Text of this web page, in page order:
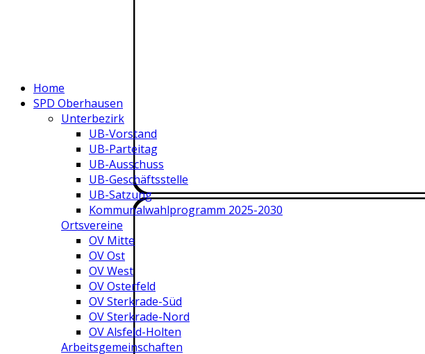
Home
SPD Oberhausen
Unterbezirk
UB-Vorstand
UB-Parteitag
UB-Ausschuss
UB-Geschäftsstelle
UB-Satzung
Kommunalwahlprogramm 2025-2030
Ortsvereine
OV Mitte
OV Ost
OV West
OV Osterfeld
OV Sterkrade-Süd
OV Sterkrade-Nord
OV Alsfeld-Holten
Arbeitsgemeinschaften